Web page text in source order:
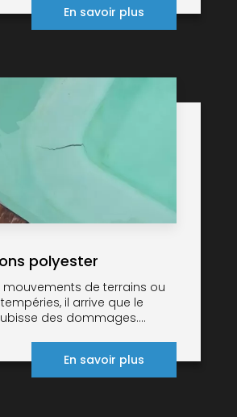
En savoir plus
polyester
mouvements de terrains ou
il arrive que le
des dommages....
En savoir plus